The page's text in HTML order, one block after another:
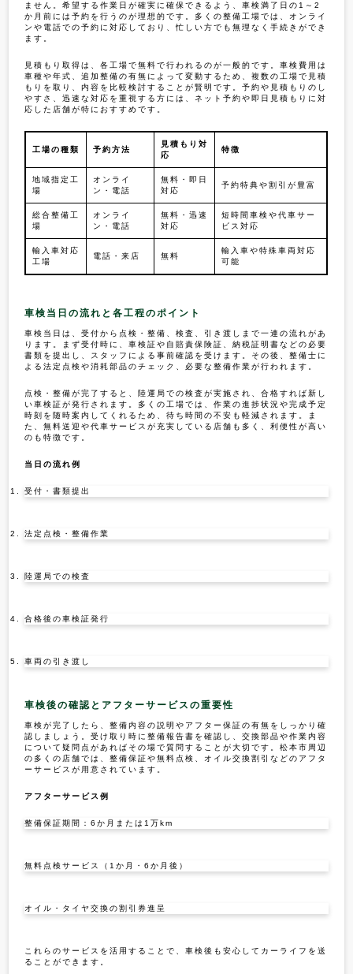
ません。希望する作業日が確実に確保できるよう、車検満了日の1～2
か月前には予約を行うのが理想的です。多くの整備工場では、オンライ
ンや電話での予約に対応しており、忙しい方でも無理なく手続きができ
ます。
見積もり取得は、各工場で無料で行われるのが一般的です。車検費用は
車種や年式、追加整備の有無によって変動するため、複数の工場で見積
もりを取り、内容を比較検討することが賢明です。予約や見積もりのし
やすさ、迅速な対応を重視する方には、ネット予約や即日見積もりに対
応した店舗が特におすすめです。
工場の種類 予約方法
見積もり対
応
特徴
地域指定工
場
オンライ
ン・電話
無料・即日
対応
予約特典や割引が豊富
総合整備工
場
オンライ
ン・電話
無料・迅速
対応
短時間車検や代車サー
ビス対応
輸入車対応
工場
電話・来店 無料
輸入車や特殊車両対応
可能
車検当日の流れと各工程のポイント
車検当日は、受付から点検・整備、検査、引き渡しまで一連の流れがあ
ります。まず受付時に、車検証や自賠責保険証、納税証明書などの必要
書類を提出し、スタッフによる事前確認を受けます。その後、整備士に
よる法定点検や消耗部品のチェック、必要な整備作業が行われます。
点検・整備が完了すると、陸運局での検査が実施され、合格すれば新し
い車検証が発行されます。多くの工場では、作業の進捗状況や完成予定
時刻を随時案内してくれるため、待ち時間の不安も軽減されます。ま
た、無料送迎や代車サービスが充実している店舗も多く、利便性が高い
のも特徴です。
当日の流れ例
受付・書類提出
法定点検・整備作業
陸運局での検査
合格後の車検証発行
車両の引き渡し
車検後の確認とアフターサービスの重要性
車検が完了したら、整備内容の説明やアフター保証の有無をしっかり確
認しましょう。受け取り時に整備報告書を確認し、交換部品や作業内容
について疑問点があればその場で質問することが大切です。松本市周辺
の多くの店舗では、整備保証や無料点検、オイル交換割引などのアフタ
ーサービスが用意されています。
アフターサービス例
整備保証期間：6か月または1万km
無料点検サービス（1か月・6か月後）
オイル・タイヤ交換の割引券進呈
これらのサービスを活用することで、車検後も安心してカーライフを送
ることができます。